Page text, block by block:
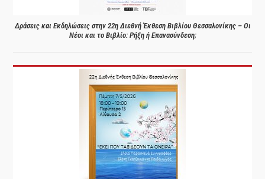
Δράσεις και Εκδηλώσεις στην 22η Διεθνή Έκθεση Βιβλίου Θεσσαλονίκης – Οι
Νέοι και το Βιβλίο: Ρήξη ή Επανασύνδεση;